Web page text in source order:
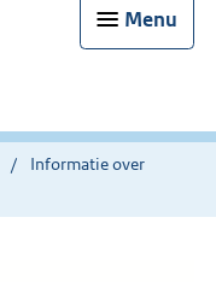
Menu
Informatie over